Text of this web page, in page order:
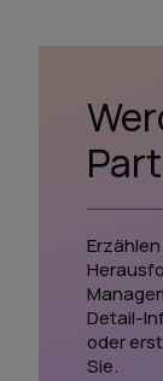
Detail-
oder
Sie.